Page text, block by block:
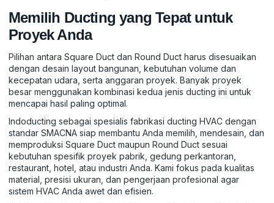
Memilih Ducting yang Tepat untuk
Proyek Anda
Pilihan antara Square Duct dan Round Duct harus disesuaikan
dengan desain layout bangunan, kebutuhan volume dan
kecepatan udara, serta anggaran proyek. Banyak proyek
besar menggunakan kombinasi kedua jenis ducting ini untuk
mencapai hasil paling optimal.
Indoducting sebagai spesialis fabrikasi ducting HVAC dengan
standar SMACNA siap membantu Anda memilih, mendesain, dan
memproduksi Square Duct maupun Round Duct sesuai
kebutuhan spesifik proyek pabrik, gedung perkantoran,
restaurant, hotel, atau industri Anda. Kami fokus pada kualitas
material, presisi ukuran, dan pengerjaan profesional agar
sistem HVAC Anda awet dan efisien.